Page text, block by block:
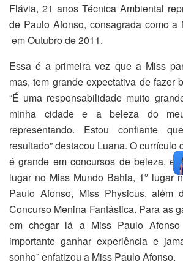
Flávia, 21 anos Técnica Ambiental
de Paulo Afonso, consagrada como a
em Outubro de 2011.
Essa é a primeira vez que a Miss
mas, tem grande expectativa de fazer
“É uma responsabilidade muito
minha cidade e a beleza do
representando. Estou confiante
resultado” destacou Luana. O currículo
é grande em concursos de beleza, em
lugar no Miss Mundo Bahia, 1º lugar
Paulo Afonso, Miss Physicus, além
Concurso Menina Fantástica. Para as
em chegar lá a Miss Paulo
importante ganhar experiência e
sonho” enfatizou a Miss Paulo Afonso.